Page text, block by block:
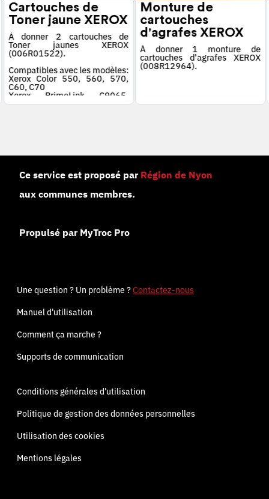
Cartouches de
Toner jaune XEROX
À donner 2 cartouches de
Toner jaunes XEROX
(006R01522).
Compatibles avec les modèles:
Xerox Color 550, 560, 570,
C60, C70
Xerox PrimeLink C9065,
C9070
Monture de
cartouches
d'agrafes XEROX
À donner 1 monture de
cartouches d'agrafes XEROX
(008R12964).
Ce service est proposé par Région de Nyon
aux communes membres.
Propulsé par MyTroc Pro
Une question ? Un problème ?Contactez-nous
Manuel d'utilisation
Comment ça marche ?
Supports de communication
Conditions générales d'utilisation
Politique de gestion des données personnelles
Utilisation des cookies
Mentions légales